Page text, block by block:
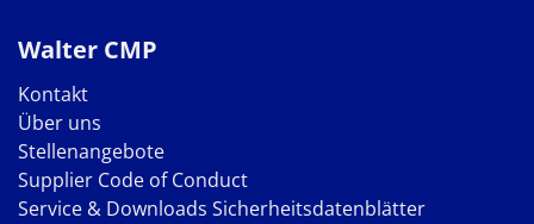
Walter CMP
Kontakt
Über uns
Stellenangebote
Supplier Code of Conduct
Service & Downloads Sicherheitsdatenblätter